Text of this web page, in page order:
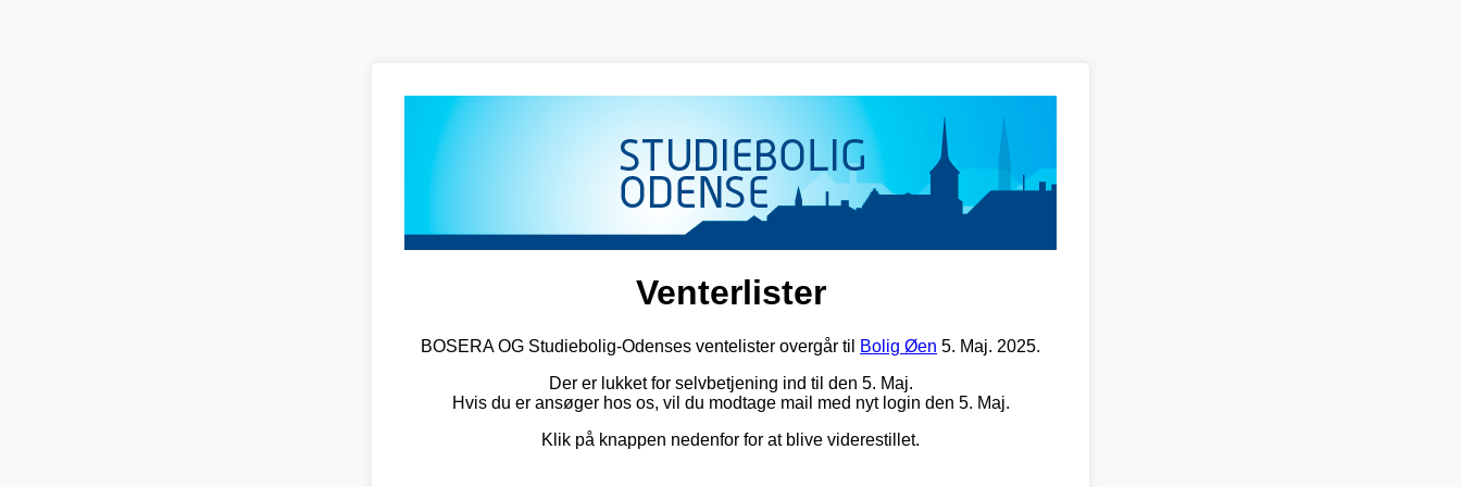
Venterlister
BOSERA OG Studiebolig-Odenses ventelister overgår til Bolig Øen 5. Maj. 2025.
Der er lukket for selvbetjening ind til den 5. Maj.
Hvis du er ansøger hos os, vil du modtage mail med nyt login den 5. Maj.
Klik på knappen nedenfor for at blive viderestillet.